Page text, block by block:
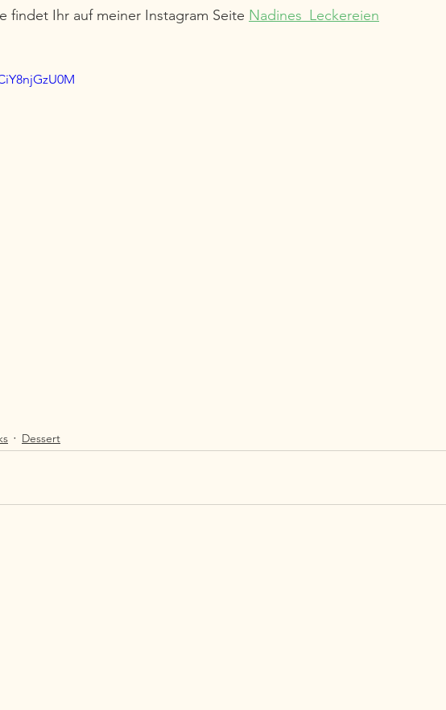
findet Ihr auf meiner Instagram Seite Nadines_Leckereien
Dessert